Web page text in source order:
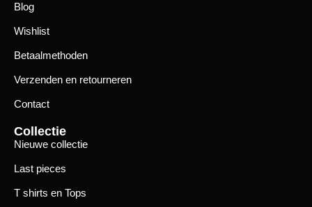
Blog
Wishlist
Betaalmethoden
Verzenden en retourneren
Contact
Collectie
Nieuwe collectie
Last pieces
T shirts en Tops